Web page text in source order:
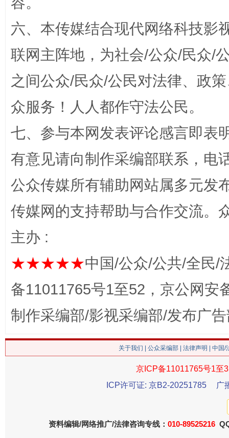
网上购药对药下症？
这是一记警钟！ 谢
六、本传媒结合现代网络科技影
联网主阵地，为社会/公众/民众/
之间公众/民众/公民对法律、政
众服务！人人都作守法公民。
七、参与本网发表评论感言即表
有意见请向制作采编部联系，电
公众传媒所有辅助网站属多元发
传媒网的支持帮助与合作交流。
主办 :
★★★★★中国/公众/公共/全民/
备11011765号1至52，京公网安
制作采编部/影视采编部/发布广
关于我们 公众采编部 法律声明 | 中国
京ICP备11011765号1至
ICP许可证: 京B2-20251785
广
资料编辑/网络推广/法律咨询专线： 010-89525216